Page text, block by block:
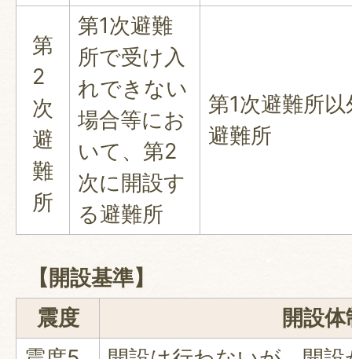
第
2
次
避
難
所
第1次避難
所で受け入
れできない
場合等にお
いて、第2
次に開設す
る避難所
第1次避難所
避難所
【開設基準】
震度
開設体